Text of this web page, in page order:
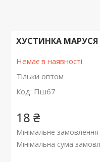
ХУСТИНКА МАРУСЯ
Немає в наявності
Тільки оптом
Код: Пш67
18 ₴
Мінімальне
Мінімальна сума